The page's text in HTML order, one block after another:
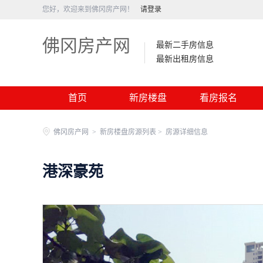
您好，欢迎来到佛冈房产网！ 请登录
佛冈房产网
最新二手房信息
最新出租房信息
首页 新房楼盘 看房报名
佛冈房产网 > 新房楼盘房源列表 > 房源详细信息
港深豪苑